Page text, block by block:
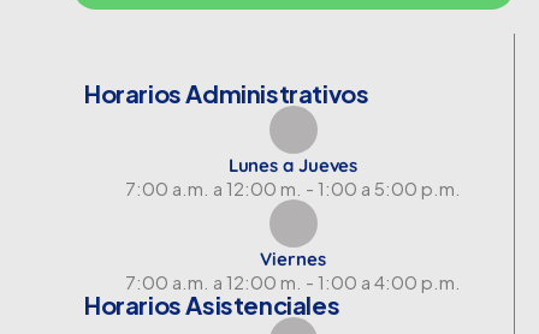
Horarios Administrativos
Lunes a Jueves
7:00 a.m. a 12:00 m. - 1:00 a 5:00 p.m.
Viernes
7:00 a.m. a 12:00 m. - 1:00 a 4:00 p.m.
Horarios Asistenciales